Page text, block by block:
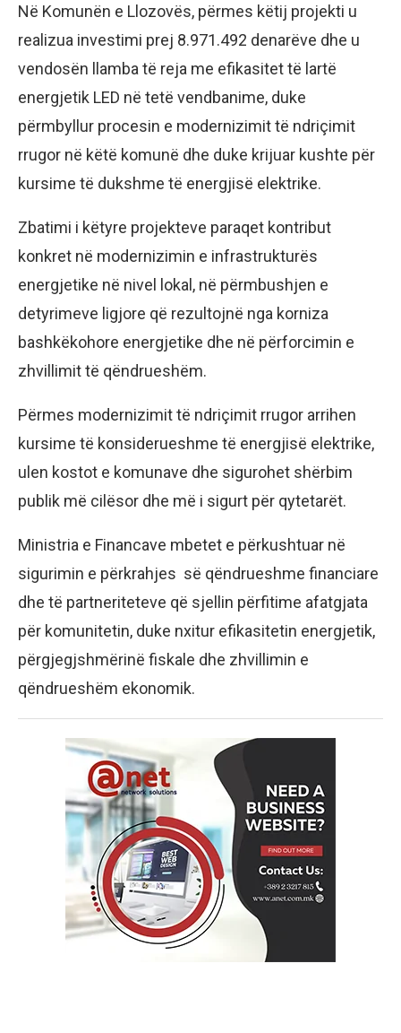
Në Komunën e Llozovës, përmes këtij projekti u
realizua investimi prej 8.971.492 denarëve dhe u
vendosën llamba të reja me efikasitet të lartë
energjetik LED në tetë vendbanime, duke
përmbyllur procesin e modernizimit të ndriçimit
rrugor në këtë komunë dhe duke krijuar kushte për
kursime të dukshme të energjisë elektrike.
Zbatimi i këtyre projekteve paraqet kontribut
konkret në modernizimin e infrastrukturës
energjetike në nivel lokal, në përmbushjen e
detyrimeve ligjore që rezultojnë nga korniza
bashkëkohore energjetike dhe në përforcimin e
zhvillimit të qëndrueshëm.
Përmes modernizimit të ndriçimit rrugor arrihen
kursime të konsiderueshme të energjisë elektrike,
ulen kostot e komunave dhe sigurohet shërbim
publik më cilësor dhe më i sigurt për qytetarët.
Ministria e Financave mbetet e përkushtuar në
sigurimin e përkrahjes së qëndrueshme financiare
dhe të partneriteteve që sjellin përfitime afatgjata
për komunitetin, duke nxitur efikasitetin energjetik,
përgjegjshmërinë fiskale dhe zhvillimin e
qëndrueshëm ekonomik.